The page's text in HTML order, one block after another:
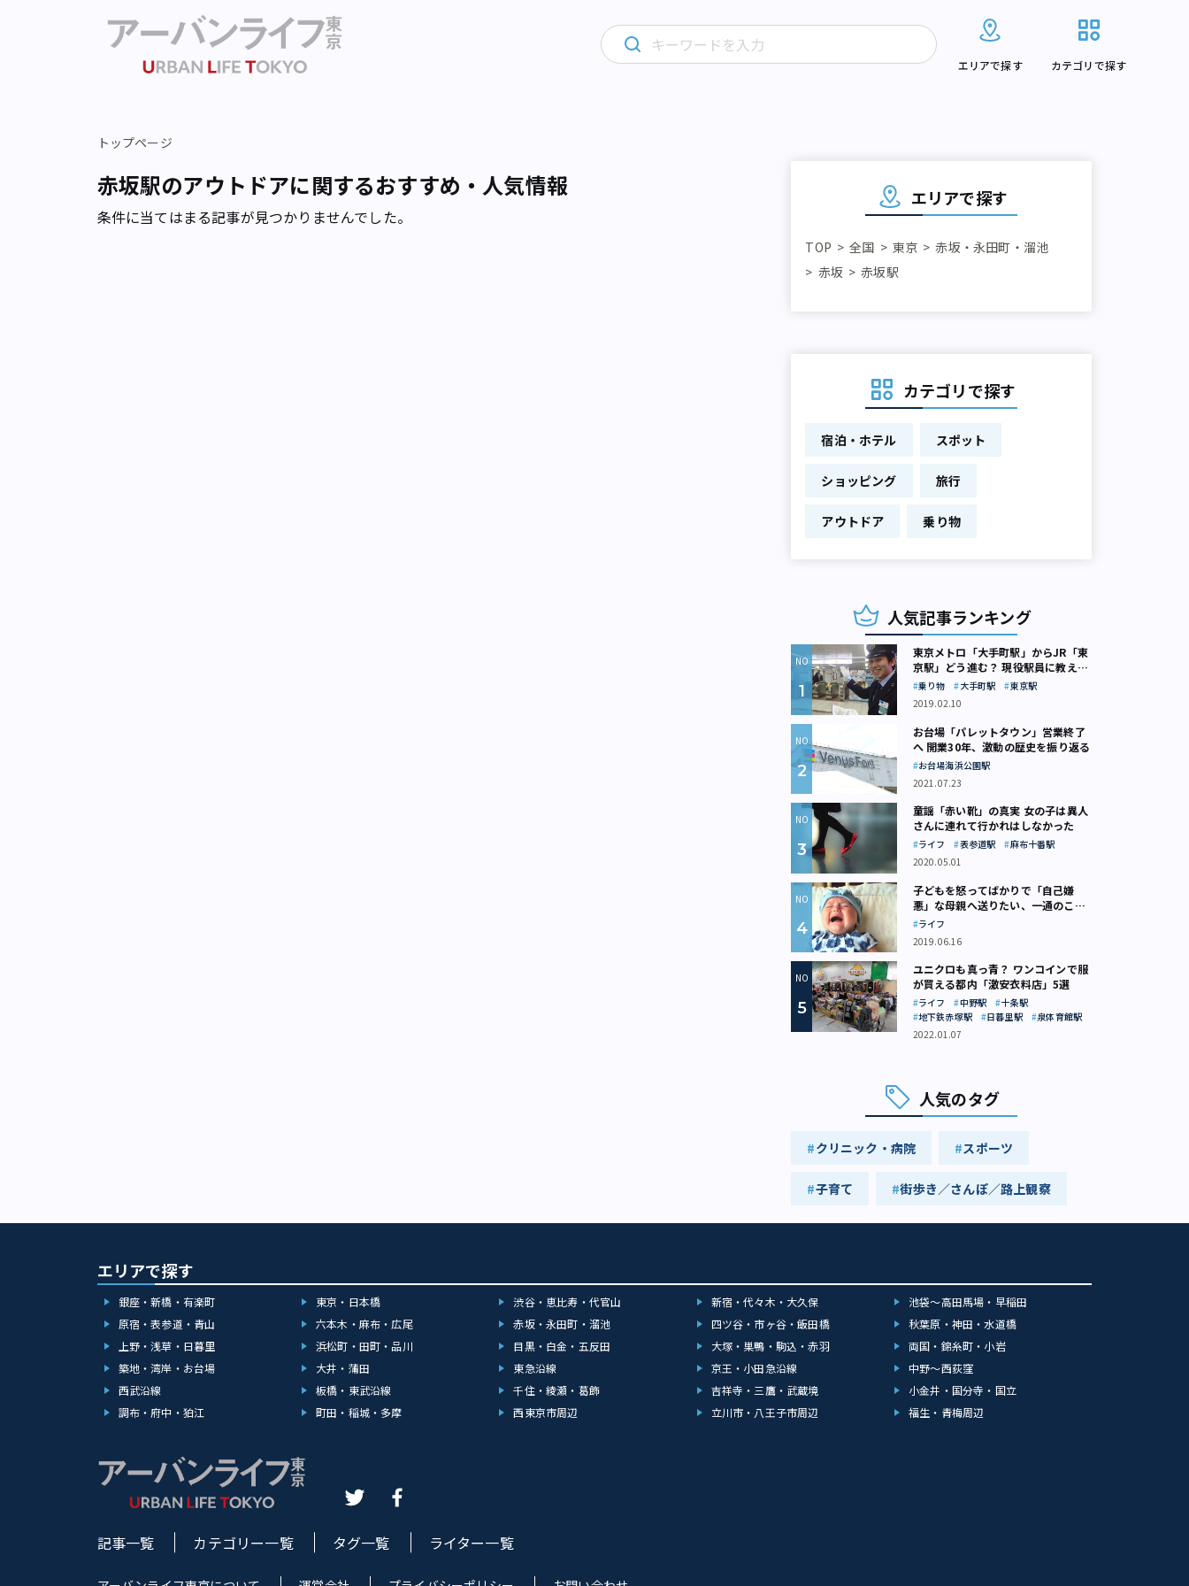
エリアで探す カテゴリで探す
トップページ
赤坂駅のアウトドアに関するおすすめ・人気情報
条件に当てはまる記事が見つかりませんでした。
エリアで探す
TOP 全国 東京
赤坂・永田町・溜池
赤坂
赤坂駅
カテゴリで探す
宿泊・ホテル スポット
ショッピング 旅行
アウトドア 乗り物
人気記事ランキング
東京メトロ「大手町駅」からJR「東
京駅」どう進む？ 現役駅員に教えて
もらいました
乗り物 大手町駅
東京駅
2019.02.10
お台場「パレットタウン」営業終了
へ 開業30年、激動の歴史を振り返る
お台場海浜公園駅
2021.07.23
童謡「赤い靴」の真実 女の子は異人
さんに連れて行かれはしなかった
ライフ 表参道駅
麻布十番駅
2020.05.01
子どもを怒ってばかりで「自己嫌
悪」な母親へ送りたい、一通のここ
ろの処方箋
ライフ
2019.06.16
ユニクロも真っ青？ ワンコインで服
が買える都内「激安衣料店」5選
ライフ 中野駅
十条駅
地下鉄赤塚駅
日暮里駅
泉体育館駅
2022.01.07
人気のタグ
クリニック・病院 スポーツ
子育て 街歩き／さんぽ／路上観察
エリアで探す
銀座・新橋・有楽町 東京・日本橋 渋谷・恵比寿・代官山 新宿・代々木・大久保
池袋～高田馬場・早稲田
原宿・表参道・青山
六本木・麻布・広尾 赤坂・永田町・溜池 四ツ谷・市ヶ谷・飯田橋
秋葉原・神田・水道橋
上野・浅草・日暮里
浜松町・田町・品川 目黒・白金・五反田 大塚・巣鴨・駒込・赤羽
両国・錦糸町・小岩
築地・湾岸・お台場
大井・蒲田 東急沿線 京王・小田急沿線
中野～西荻窪
西武沿線
板橋・東武沿線 千住・綾瀬・葛飾 吉祥寺・三鷹・武蔵境
小金井・国分寺・国立
調布・府中・狛江
町田・稲城・多摩 西東京市周辺 立川市・八王子市周辺 福生・青梅周辺
記事一覧 カテゴリー一覧 タグ一覧 ライター一覧